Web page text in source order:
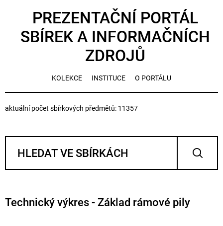
PREZENTAČNÍ PORTÁL
SBÍREK A INFORMAČNÍCH
ZDROJŮ
KOLEKCE INSTITUCE O PORTÁLU
aktuální počet sbírkových předmětů: 11357
Technický výkres - Základ rámové pily